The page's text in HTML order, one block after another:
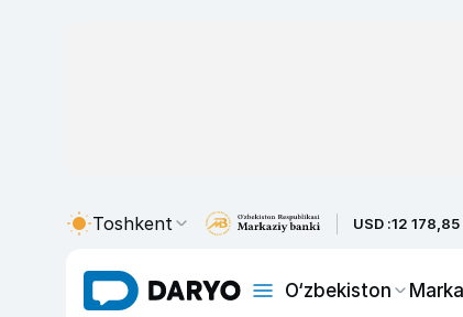
Toshkent USD :12 178,85
O‘zbekiston